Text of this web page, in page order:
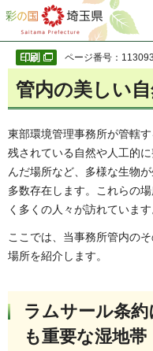
彩の国 埼玉県
ページ番号：113093
管内の美しい
東部環境管理事務所が管轄
残されている自然や人工的
んだ場所など、多様な生物
多数存在します。これらの
く多くの人々が訪れています
ここでは、当事務所管内の
場所を紹介します。
ラムサール条
も重要な湿地